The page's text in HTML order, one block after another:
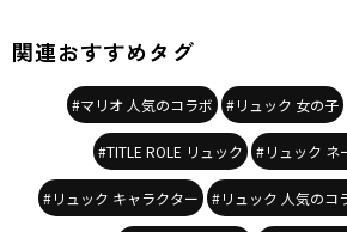
関連おすすめタグ
#マリオ 人気のコラボ #リュック 女の子
#TITLE ROLE リュック #リュック ネ
#リュック キャラクター #リュック 人気のコ